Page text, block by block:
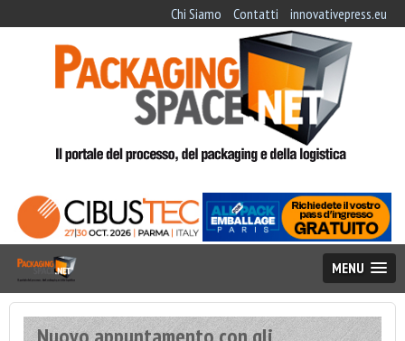
Chi Siamo Contatti innovativepress.eu
MENU